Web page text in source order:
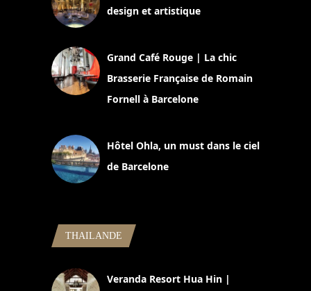
design et artistique
Grand Café Rouge | La chic
Brasserie Française de Romain
Fornell à Barcelone
Hôtel Ohla, un must dans le ciel
de Barcelone
THAILANDE
Veranda Resort Hua Hin |